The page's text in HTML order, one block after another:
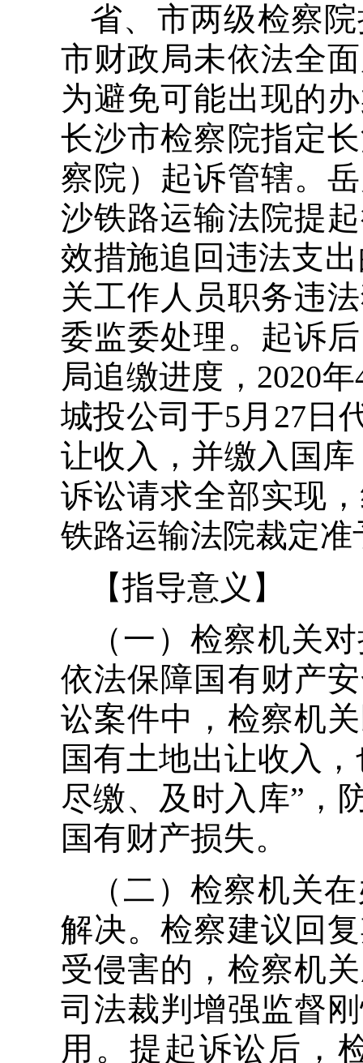
省、市两级检察
市财政局未依法全
为避免可能出现的
长沙市检察院指定
察院）起诉管辖。
沙铁路运输法院提
效措施追回违法支
关工作人员职务违
委监委处理。起诉
局追缴进度，2020
城投公司于5月27日
让收入，并缴入国
诉讼请求全部实现
铁路运输法院裁定准
【指导意义】
（一）检察机关
依法保障国有财产
讼案件中，检察机
国有土地出让收入
尽缴、及时入库”，
国有财产损失。
（二）检察机关
解决。检察建议回
受侵害的，检察机
司法裁判增强监督
用。提起诉讼后，